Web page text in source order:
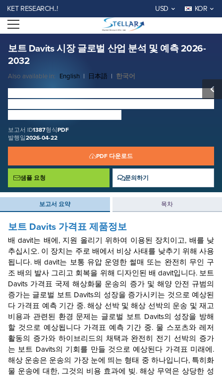
RESEARCH..! USD KOR
Open menu
보트 Davits 시장 글로벌 산업 분석 및 예측 2026-
2032
Also available in: English | 日本語 | 한국어
크기는 USD 474.54 Million에서 2025로
보고서 ID1387형식PDF
발행일2026-04-22
PDF 다운로드
샘플 요청 문의하기
보고서 요약 목차
보트 Davits 시장 글로벌 산업 분석 및 예측 2026-2032
보트 Davits 가격표 제품정보
배 davit는 배에, 지원 올리기 위하여 이용된 장치이고, 배를 낮
추십시오. 이 장치는 주로 배에서 비상 사태를 낮추기 위해 사용
됩니다. 배 davit는 보통 유압 운영한 썰매 또는 완전히 무인 구
조 배의 발사 그리고 회복을 위해 디자인된 배 davit입니다. 보트
Davits 가격표 국제 해상화물 운송의 증가 및 해양 안전 규범의
증가는 글로벌 보트 Davits의 성장을 증가시키는 것으로 예상된
다 가격표 예측 기간 중. 해상 선박 및 해상 선박의 운송 및 재고
비용과 관련된 환경 문제는 글로벌 보트 Davits의 성장을 방해
할 것으로 예상됩니다 가격표 예측 기간 중. 물 스포츠와 레저
활동의 증가와 하이브리드의 채택과 완전히 전기 선박의 증가
는 보트 Davits의 기회를 만들 것으로 예상된다 가격표 미래에.
해상 운송은 운송의 가장 눈에 띄는 형태 중 하나입니다, 특히화
물 운송에 대한, 그것의 비용 효과에 빚. 해상 무역은 상당한 성